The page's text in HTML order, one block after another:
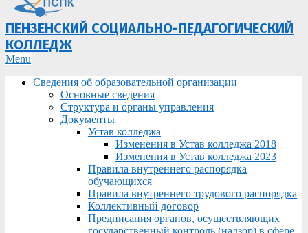
ПЕНЗЕНСКИЙ СОЦИАЛЬНО-ПЕДАГОГИЧЕСКИЙ
КОЛЛЕДЖ
Primary
Menu
Menu
Сведения об образовательной организации
Основные сведения
Структура и органы управления
Документы
Устав колледжа
Изменения в Устав колледжа 2018
Изменения в Устав колледжа 2023
Правила внутреннего распорядка
обучающихся
Правила внутреннего трудового распорядка
Коллективный договор
Предписания органов, осуществляющих
государственный контроль (надзор) в сфере